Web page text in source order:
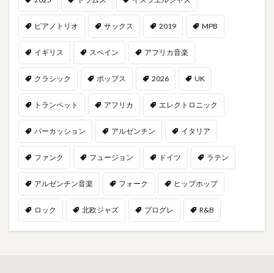
ピアノトリオ サックス 2019 MPB
イギリス スペイン アフリカ音楽
クラシック ポップス 2026 UK
トランペット アフリカ エレクトロニック
パーカッション アルゼンチン イタリア
ファンク フュージョン ドイツ ラテン
アルゼンチン音楽 フォーク ヒップホップ
ロック 北欧ジャズ プログレ R&B